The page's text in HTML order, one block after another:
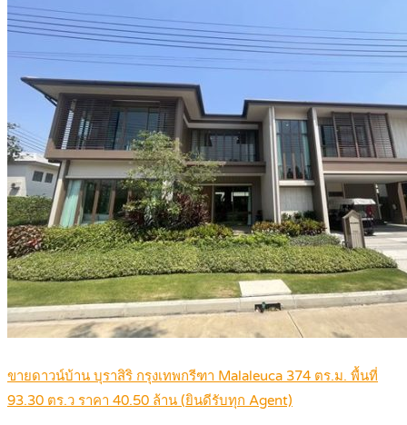
ขายดาวน์บ้าน บุราสิริ กรุงเทพกรีฑา Malaleuca 374 ตร.ม. พื้นที่
93.30 ตร.ว ราคา 40.50 ล้าน (ยินดีรับทุก Agent)